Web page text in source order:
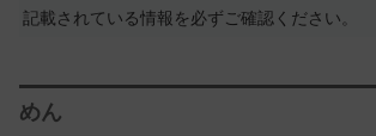
記載されている情報を必ずご確認ください。
めん